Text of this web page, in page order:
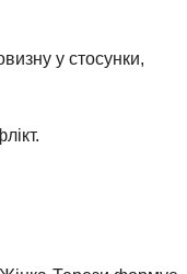
у стосунки,